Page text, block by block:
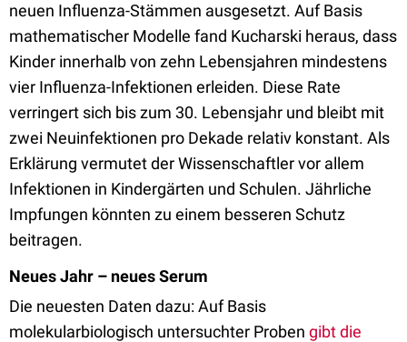
neuen Influenza-Stämmen ausgesetzt. Auf Basis
mathematischer Modelle fand Kucharski heraus, dass
Kinder innerhalb von zehn Lebensjahren mindestens
vier Influenza-Infektionen erleiden. Diese Rate
verringert sich bis zum 30. Lebensjahr und bleibt mit
zwei Neuinfektionen pro Dekade relativ konstant. Als
Erklärung vermutet der Wissenschaftler vor allem
Infektionen in Kindergärten und Schulen. Jährliche
Impfungen könnten zu einem besseren Schutz
beitragen.
Neues Jahr – neues Serum
Die neuesten Daten dazu: Auf Basis
molekularbiologisch untersuchter Proben gibt die